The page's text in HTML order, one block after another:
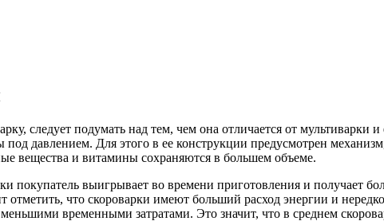
следует подумать над тем, чем она отличается от
под давлением. Для этого в ее конструкции предусмотрен
вещества и витамины сохраняются в большем объеме.
покупатель выигрывает во времени приготовления и получает
что скороварки имеют больший расход энергии и
временными затратами. Это значит, что в среднем